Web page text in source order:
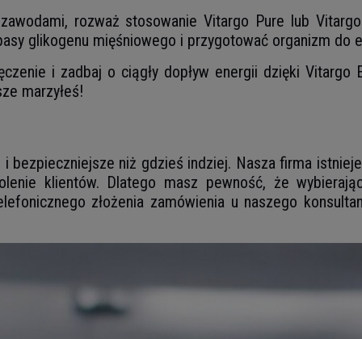
rozważ stosowanie Vitargo Pure lub
glikogenu mięśniowego i przygotować organizm do
i zadbaj o ciągły dopływ energii dzięki Vitargo
marzyłeś!
bezpieczniejsze niż gdzieś indziej. Nasza firma
klientów. Dlatego masz pewność, że
złożenia zamówienia u naszego